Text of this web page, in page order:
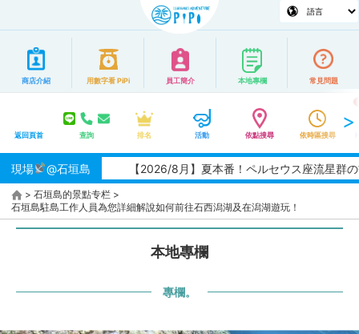
商店介紹 用數字看 PiPi 員工簡介 本地專欄 常見問題
返回頁首 查詢 排名 活動 依點搜尋 依時區搜尋
現場 @石垣島【2026/8月】夏本番！ペルセウス座流星群の観測チ
> 石垣島的景點专栏 >
石垣島駐島工作人員為您詳細解說如何前往石西潟湖及在潟湖遊玩！
本地專欄
專欄。